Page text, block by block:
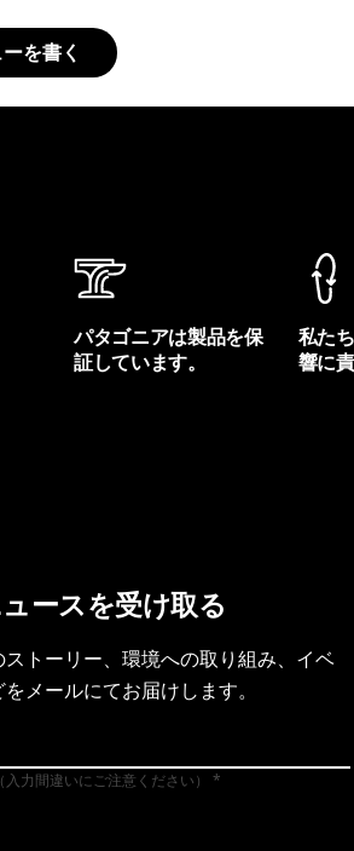
を書く
パタゴニアは製品を保
証しています。
私た
響に
ースを受け取る
トーリー、環境への取り組み、イベ
メールにてお届けします。
力間違いにご注意ください）